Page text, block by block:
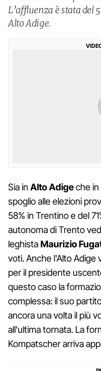
L’affluenza è stata del
Alto Adige.
Sia in Alto Adigeche in
spoglio alle elezioni
58% in Trentino e del
autonoma di Trento
leghistaMaurizio
voti. Anche l'Alto Adige
per il presidente
questo caso la
complessa: il suo
ancora una volta il più
all'ultima tornata. La
Kompatscher arriva